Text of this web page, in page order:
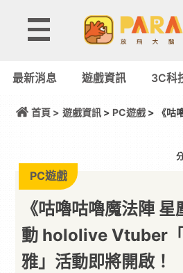
最新消息 遊戲資訊 3C科
首頁 > 遊戲資訊> PC遊戲> 《咕
PC遊戲
《咕嚕咕嚕魔法陣
動 hololive Vtuber
雅」活動即將開啟！